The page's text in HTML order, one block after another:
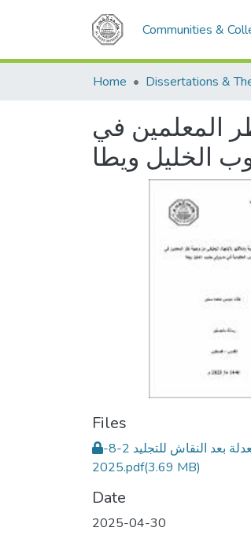
Communities &
Home
المعلمين في
الخليل ويطا
Files
رسالة هناء سمير معدلة بعد النقاش للتجليد 2-8-
2025.pdf(3.69 MB)
Date
2025-04-30